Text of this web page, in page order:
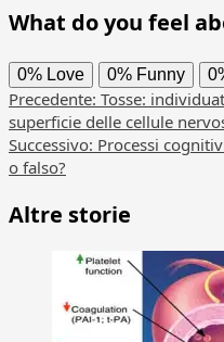
What do you feel
0% Love 0% Funny
Navigazione
articolo
Precedente: Tosse:
superficie delle cellule
Successivo: Processi
o falso?
Altre storie